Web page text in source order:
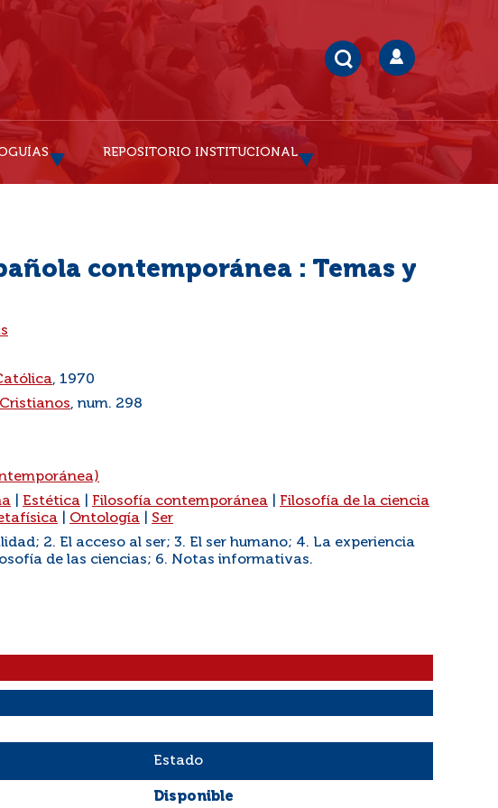
REPOSITORIO INSTITUCIONAL
contemporánea : Temas y
, 1970
, num. 298
Estética Filosofía contemporánea
Filosofía de la ciencia
Ontología
Ser
2. El acceso al ser; 3. El ser humano; 4. La experiencia
de las ciencias; 6. Notas informativas.
Estado
Disponible